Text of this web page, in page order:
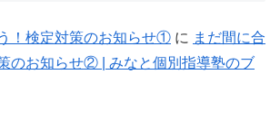
！検定対策のお知らせ① に まだ間に合
のお知らせ② | みなと個別指導塾のブ